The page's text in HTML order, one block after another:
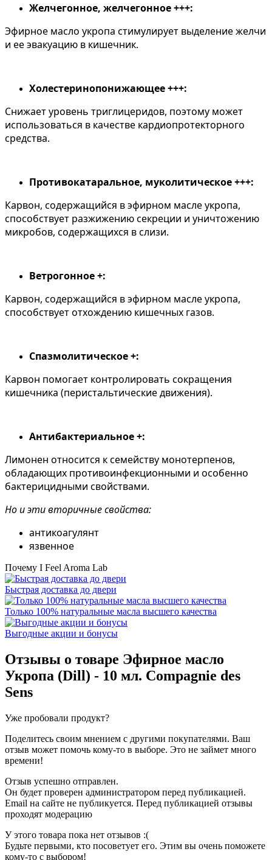
Желчегонное, желчегонное +++:
Эфирное масло укропа стимулирует выделение желчи
и ее эвакуацию в кишечник.
Холестеринопонижающее +++:
Снижает уровень триглицеридов, поэтому может
использоваться в качестве кардиопротекторного
средства.
Противокатаральное, муколитическое +++:
Карвон, содержащийся в эфирном масле укропа,
способствует разжижению секреции и уничтожению
микробов, содержащихся в слизи.
Ветрогонное +:
Карвон, содержащийся в эфирном масле укропа,
способствует отхождению кишечных газов.
Спазмолитическое +:
Карвон помогает контролировать сокращения
кишечника (перистальтические движения).
Антибактериальное +:
Лимонен относится к семейству монотерпенов,
обладающих противоинфекционными и особенно
бактерицидными свойствами.
Но и эти вторичные свойства:
антикоагулянт
язвенное
Почему I Feel Aroma Lab
Быстрая доставка до двери
Только 100% натуральные масла высшего качества
Выгодные акции и бонусы
Отзывы о товаре Эфирное масло
Укропа (Dill) - 10 мл. Compagnie des
Sens
Уже пробовали продукт?
Поделитесь своим мнением с другими покупателями. Ваш
отзыв может помочь кому-то в выборе. Это не займет много
времени!
Отзыв успешно отправлен.
Он будет проверен администратором перед публикацией.
Email на сайте не публикуется. Перед публикацией отзывы
проходят модерацию
У этого товара пока нет отзывов :(
Будьте первыми, кто посоветует его. Этим вы очень поможете
кому-то с выбором!